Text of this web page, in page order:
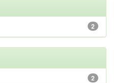
2
2